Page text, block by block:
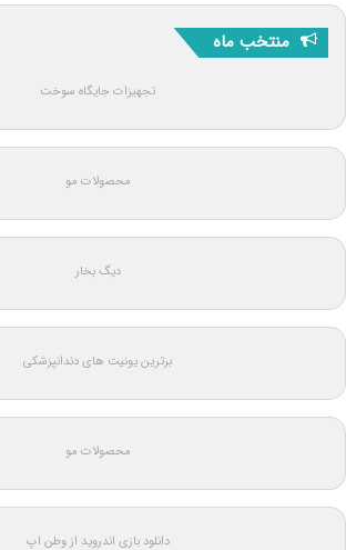
منتخب ماه
تجهیزات جایگاه سوخت
محصولات مو
دیگ بخار
برترین یونیت های دندانپزشکی
محصولات مو
دانلود بازی اندروید از وطن اپ